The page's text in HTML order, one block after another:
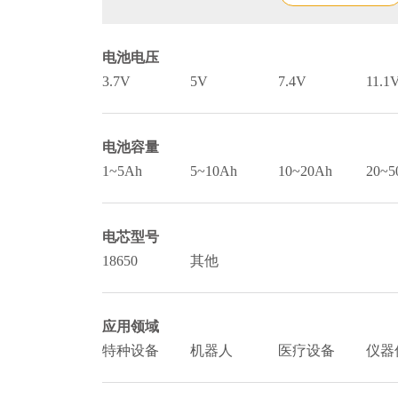
电池电压
3.7V
5V 7.4V
电池容量
1~5Ah
5~10Ah 10~20Ah
电芯型号
18650
其他
应用领域
特种设备
机器人 医疗设备 仪器